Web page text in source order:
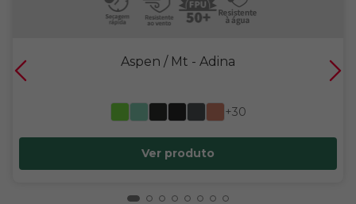
Aspen / Mt - Adina
+30
Ver produto